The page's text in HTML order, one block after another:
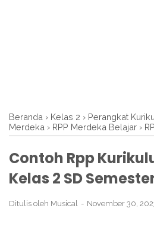
Beranda › Kelas 2 › Perangkat
Merdeka › RPP Merdeka Belajar ›
Contoh Rpp
Kelas 2 SD
Ditulis oleh Musical November 30,